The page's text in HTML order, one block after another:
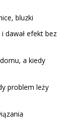
bluzki
dawał efekt bez
a kiedy
problem leży